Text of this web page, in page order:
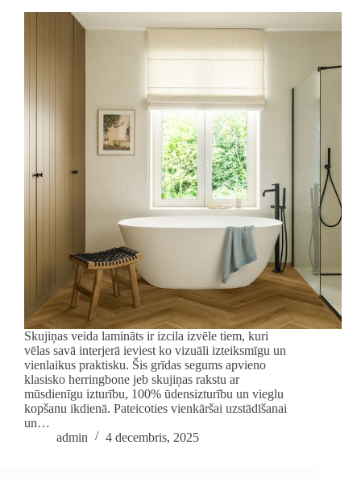
Skujiņas veida lamināts ir izcila izvēle tiem, kuri
vēlas savā interjerā ieviest ko vizuāli izteiksmīgu un
vienlaikus praktisku. Šis grīdas segums apvieno
klasisko herringbone jeb skujiņas rakstu ar
mūsdienīgu izturību, 100% ūdensizturību un vieglu
kopšanu ikdienā. Pateicoties vienkāršai uzstādīšanai
un…
admin
4 decembris, 2025